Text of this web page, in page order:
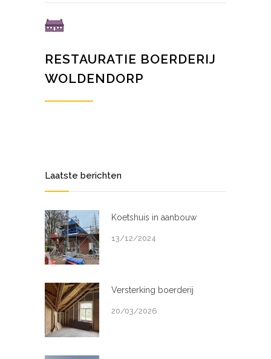
RESTAURATIE BOERDERIJ
WOLDENDORP
Laatste berichten
Koetshuis in aanbouw
13/12/2024
Versterking boerderij
20/03/2026